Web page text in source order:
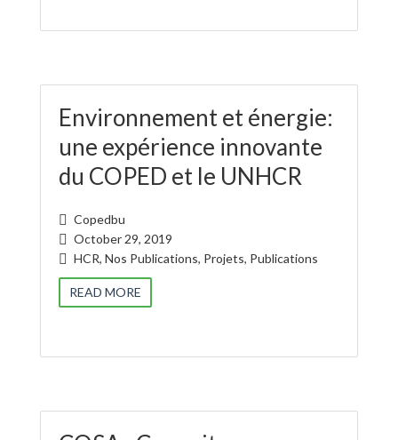
Environnement et énergie:
une expérience innovante
du COPED et le UNHCR
Copedbu
October 29, 2019
HCR, Nos Publications, Projets, Publications
READ MORE